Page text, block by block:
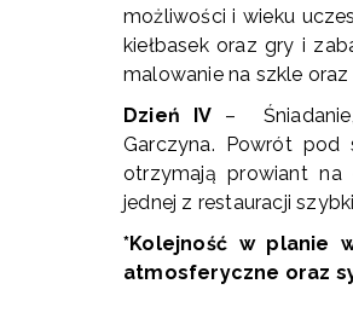
możliwości i wieku
kiełbasek oraz gry i
malowanie na szkle
Dzień IV –
Garczyna. Powrót pod
otrzymają prowiant na
jednej z restauracji
*Kolejność w planie
atmosferyczne oraz